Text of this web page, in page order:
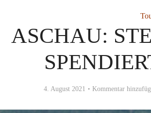
ASCHAU:
4. August 2021 Kommentar